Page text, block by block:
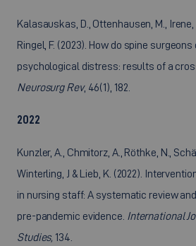
Kalasauskas, D., Ottenhausen, M., Irene,
Ringel, F. (2023). How do spine
psychological distress: results of a
Neurosurg Rev, 46(1), 182.
2022
Kunzler, A., Chmitorz, A., Röthke, N.,
Winterling, J & Lieb, K. (2022).
in nursing staff: A systematic review
pre-pandemic evidence. International
Studies, 134.